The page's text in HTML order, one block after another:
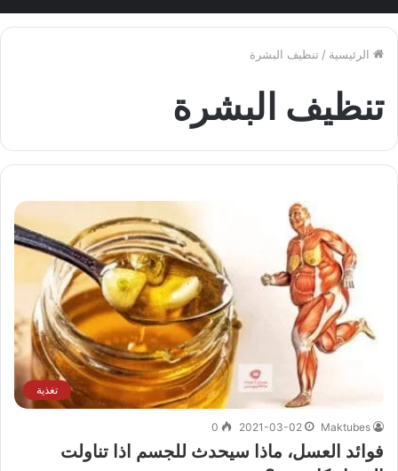
الرئيسية / تنظيف البشرة
تنظيف البشرة
تغذية
Maktubes
2021-03-02
0
فوائد العسل، ماذا سيحدث للجسم اذا تناولت